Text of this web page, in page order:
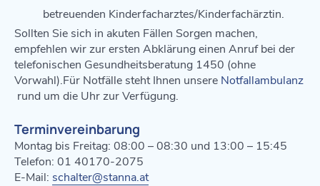
betreuenden Kinderfacharztes/Kinderfachärztin.
Sollten Sie sich in akuten Fällen Sorgen machen,
empfehlen wir zur ersten Abklärung einen Anruf bei der
telefonischen Gesundheitsberatung 1450 (ohne
Vorwahl).Für Notfälle steht Ihnen unsere Notfallambulanz
rund um die Uhr zur Verfügung.
Terminvereinbarung
Montag bis Freitag: 08:00 – 08:30 und 13:00 – 15:45
Telefon: 01 40170-2075
E-Mail: schalter@stanna.at